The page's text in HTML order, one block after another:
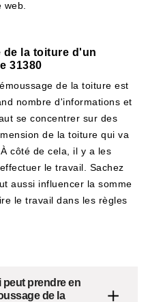
de la toiture d'un
31380
de la toiture est
nombre d'informations et
se concentrer sur des
de la toiture qui va
côté de cela, il y a les
le travail. Sachez
aussi influencer la somme
le travail dans les règles
prendre en
de la